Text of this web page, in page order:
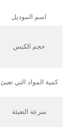
اسم الموديل
حجم الكيس
كمية المواد التي تعبئ
سرعة التعبئة